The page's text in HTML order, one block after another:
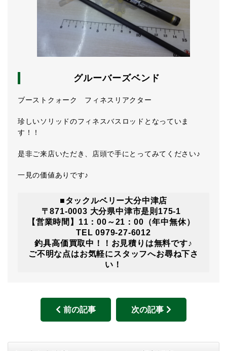
グルーバーズベンド
ブーストクォーク フィネスリアクター
珍しいソリッドのフィネスバスロッドとなっていま
す！！
是非ご来店いただき、店頭で手にとってみてください♪
一見の価値ありです♪
■タックルベリー大分中津店
〒871-0003 大分県中津市是則175-1
【営業時間】11：00～21：00（年中無休）
TEL 0979-27-6012
釣具高価買取中！！お見積りは無料です♪
ご不明な点はお気軽にスタッフへお尋ね下さ
い！
前の記事 次の記事